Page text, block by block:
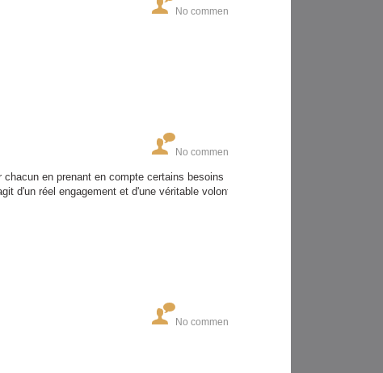
No comments
No comments
en prenant en compte certains besoins
d'un réel engagement et d'une véritable volonté
No comments